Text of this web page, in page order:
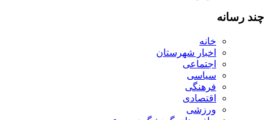
چند رسانه
خانه
اخبار شهرستان
اجتماعی
سیاسی
فرهنگی
اقتصادی
ورزشی